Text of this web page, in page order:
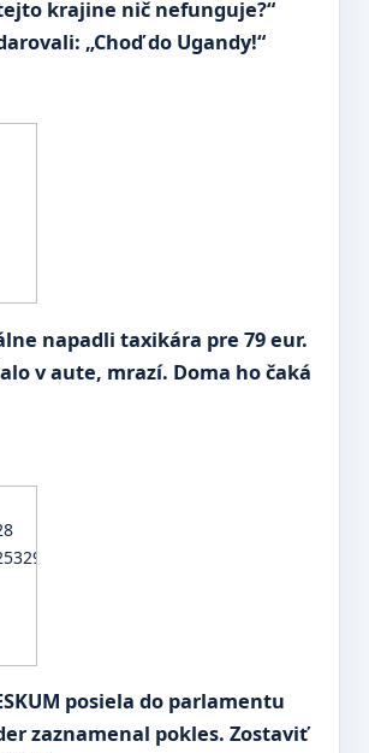
krajine nič nefunguje?“
„Choď do Ugandy!“
napadli taxikára pre 79 eur.
v aute, mrazí. Doma ho čaká
posiela do parlamentu
zaznamenal pokles. Zostaviť